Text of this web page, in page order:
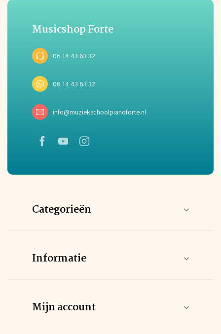
Musicshop Forte
06 14 43 63 32
06 14 43 63 32
info@muziekschoolpianoforte.nl
Categorieën
Informatie
Mijn account